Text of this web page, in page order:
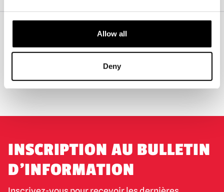
Allow all
Deny
EXPÉDITION DANS LE MONDE ENTIER
LA PLUS GRANDE GAMME DU
INSCRIPTION AU BULLETIN
D'INFORMATION